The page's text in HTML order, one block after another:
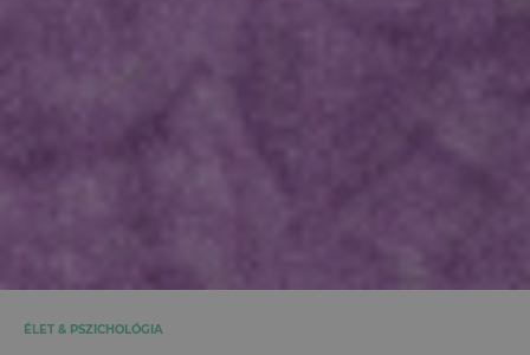
ÉLET & PSZICHOLÓGIA